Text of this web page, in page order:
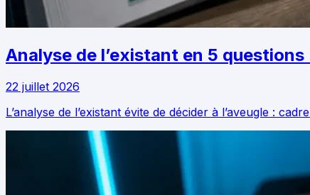
Analyse de l’existant en 5
22 juillet 2026
L’analyse de l’existant évite de décider à l’aveugle :